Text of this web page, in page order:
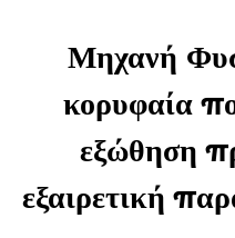
Μηχανή
κορυφαία
εξώθηση
εξαιρετική